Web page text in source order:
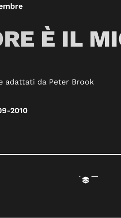
È IL
adattati da Peter Brook
2010